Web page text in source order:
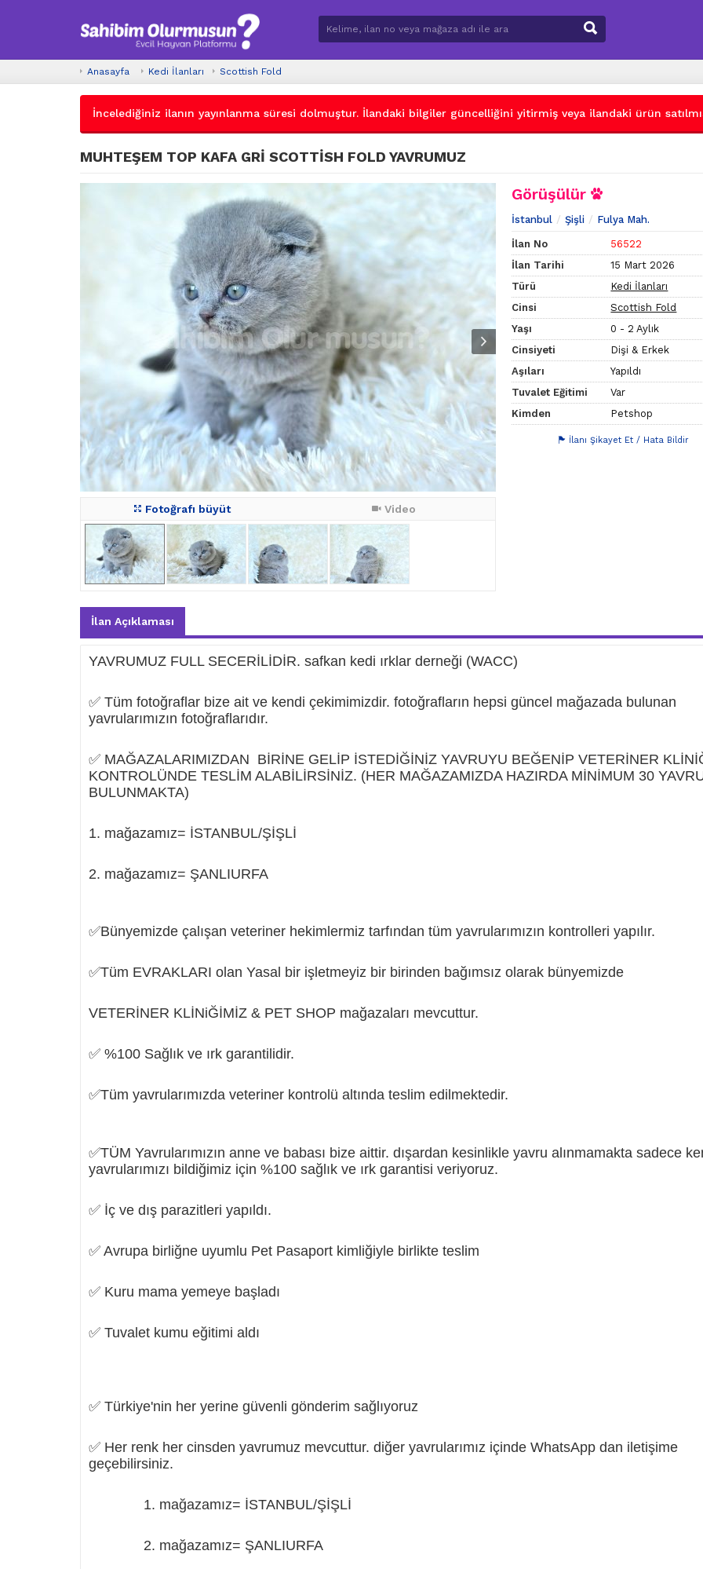
Anasayfa Kedi İlanları Scottish Fold
İncelediğiniz ilanın yayınlanma süresi dolmuştur. İlandaki bilgiler güncelliğini yitirmiş veya ilandaki ürün
MUHTEŞEM TOP KAFA GRİ SCOTTİSH FOLD YAVRUMUZ
Fotoğrafı büyüt Video
Görüşülür
İstanbul Şişli Fulya Mah.
İlan No
56522
İlan Tarihi
15 Mart 2026
Türü
Kedi İlanları
Cinsi
Scottish Fold
Yaşı
0 - 2 Aylık
Cinsiyeti
Dişi & Erkek
Aşıları
Yapıldı
Tuvalet Eğitimi
Var
Kimden
Petshop
İlanı Şikayet Et / Hata Bildir
İlan Açıklaması
YAVRUMUZ FULL SECERİLİDİR. safkan kedi ırklar derneği (WACC)
✅ Tüm fotoğraflar bize ait ve kendi çekimimizdir. fotoğrafların hepsi güncel mağazada bulunan
yavrularımızın fotoğraflarıdır.
✅ MAĞAZALARIMIZDAN BİRİNE GELİP İSTEDİĞİNİZ YAVRUYU BEĞENİP VETERİNER
KONTROLÜNDE TESLİM ALABİLİRSİNİZ. (HER MAĞAZAMIZDA HAZIRDA MİNİMUM 30
BULUNMAKTA)
1. mağazamız= İSTANBUL/ŞİŞLİ
2. mağazamız= ŞANLIURFA
✅Bünyemizde çalışan veteriner hekimlermiz tarfından tüm yavrularımızın kontrolleri yapılır.
✅Tüm EVRAKLARI olan Yasal bir işletmeyiz bir birinden bağımsız olarak bünyemizde
VETERİNER KLİNiĞİMİZ & PET SHOP mağazaları mevcuttur.
✅ %100 Sağlık ve ırk garantilidir.
✅Tüm yavrularımızda veteriner kontrolü altında teslim edilmektedir.
✅TÜM Yavrularımızın anne ve babası bize aittir. dışardan kesinlikle yavru alınmamakta sadece
yavrularımızı bildiğimiz için %100 sağlık ve ırk garantisi veriyoruz.
✅ İç ve dış parazitleri yapıldı.
✅ Avrupa birliğne uyumlu Pet Pasaport kimliğiyle birlikte teslim
✅ Kuru mama yemeye başladı
✅ Tuvalet kumu eğitimi aldı
✅ Türkiye'nin her yerine güvenli gönderim sağlıyoruz
✅ Her renk her cinsden yavrumuz mevcuttur. diğer yavrularımız içinde WhatsApp dan iletişime
geçebilirsiniz.
1. mağazamız= İSTANBUL/ŞİŞLİ
2. mağazamız= ŞANLIURFA